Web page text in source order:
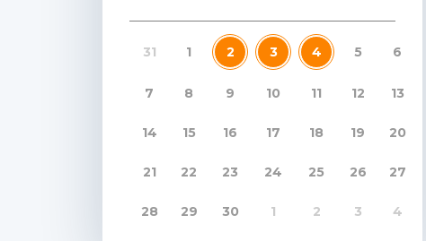
31 1 2 3 4 5 6
7 8 9 10 11 12 13
14 15 16 17 18 19 20
21 22 23 24 25 26 27
28 29 30 1 2 3 4